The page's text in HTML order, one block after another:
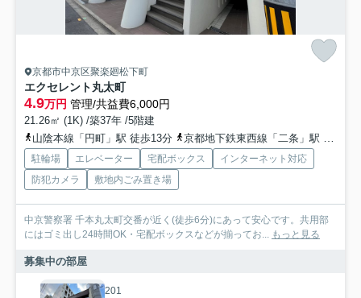
京都市中京区聚楽廻松下町
エクセレント丸太町
4.9万円 管理/共益費6,000円
21.26㎡ (1K) /築37年 /5階建
山陰本線「円町」駅 徒歩13分
京都地下鉄東西線「二条」駅 徒歩16分
駐輪場 エレベーター 宅配ボックス
インターネット対応
防犯カメラ
敷地内ごみ置き場
中京警察署 千本丸太町交番が近く(徒歩6分)にあって安心です。共用部
にはゴミ出し24時間OK・宅配ボックスなどが揃ってお... もっと見る
募集中の部屋
201